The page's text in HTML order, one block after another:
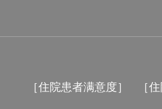
［住院患者满意度］ ［